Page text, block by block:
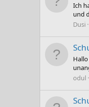
Ich
und
Dusi
odul